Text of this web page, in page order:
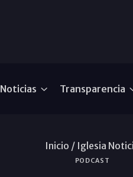
Noticias Transparencia
Inicio / Iglesia
PODCAST